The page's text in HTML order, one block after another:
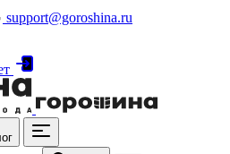
support@goroshina.ru